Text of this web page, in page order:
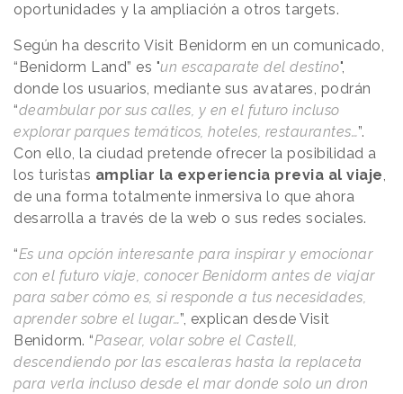
oportunidades y la ampliación a otros targets.
Según ha descrito Visit Benidorm en un comunicado,
“Benidorm Land” es "un escaparate del destino",
donde los usuarios, mediante sus avatares, podrán
“deambular por sus calles, y en el futuro incluso
explorar parques temáticos, hoteles, restaurantes…”.
Con ello, la ciudad pretende ofrecer la posibilidad a
los turistas ampliar la experiencia previa al viaje,
de una forma totalmente inmersiva lo que ahora
desarrolla a través de la web o sus redes sociales.
“Es una opción interesante para inspirar y emocionar
con el futuro viaje, conocer Benidorm antes de viajar
para saber cómo es, si responde a tus necesidades,
aprender sobre el lugar…”, explican desde Visit
Benidorm. “Pasear, volar sobre el Castell,
descendiendo por las escaleras hasta la replaceta
para verla incluso desde el mar donde solo un dron